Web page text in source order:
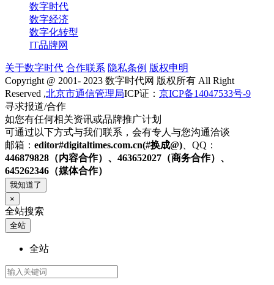
数字时代
数字经济
数字化转型
IT品牌网
关于数字时代 合作联系 隐私条例 版权申明
Copyright @ 2001- 2023 数字时代网 版权所有 All Right
Reserved ,北京市通信管理局ICP证： 京ICP备14047533号-9
寻求报道/合作
如您有任何相关资讯或品牌推广计划
可通过以下方式与我们联系，会有专人与您沟通洽谈
邮箱： editor#digitaltimes.com.cn(#换成@) 、QQ：
446879828（内容合作）、463652027（商务合作）、
645262346（媒体合作）
我知道了
×
全站搜索
全站
全站